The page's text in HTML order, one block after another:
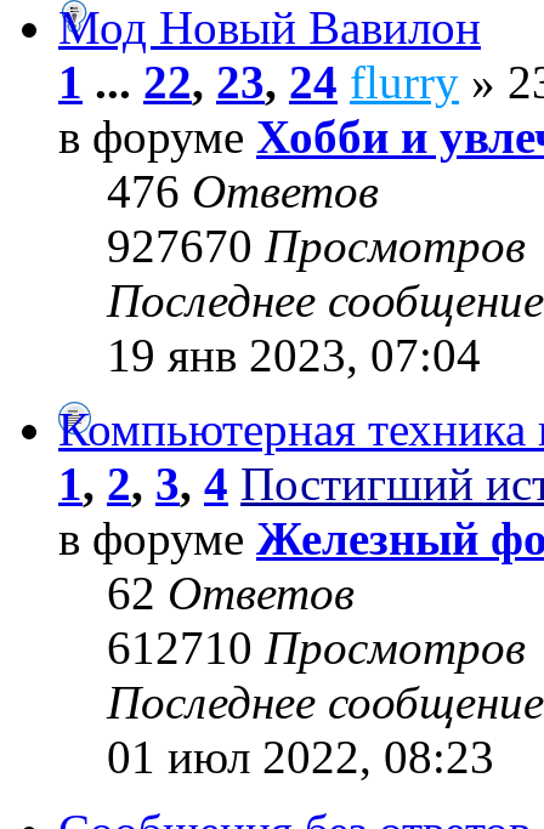
Мод Новый Вавилон
1 ... 22, 23, 24 flurry »
в форуме Хобби и
476 Ответов
927670 Просмотров
Последнее
19 янв 2023, 07:04
Компьютерная
1, 2, 3, 4 Постигший
в форуме Железный
62 Ответов
612710 Просмотров
Последнее
01 июл 2022, 08:23